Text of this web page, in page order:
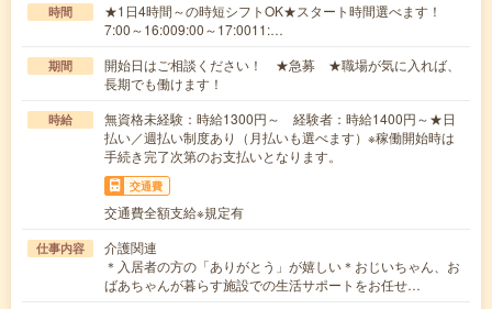
時間
★1日4時間～の時短シフトOK★スタート時間選べます！
7:00～16:009:00～17:0011:…
期間
開始日はご相談ください！ ★急募 ★職場が気に入れば、
長期でも働けます！
時給
無資格未経験：時給1300円～ 経験者：時給1400円～★日
払い／週払い制度あり（月払いも選べます）※稼働開始時は
手続き完了次第のお支払いとなります。
交通費
交通費全額支給※規定有
仕事内容
介護関連
＊入居者の方の「ありがとう」が嬉しい＊おじいちゃん、お
ばあちゃんが暮らす施設での生活サポートをお任せ…